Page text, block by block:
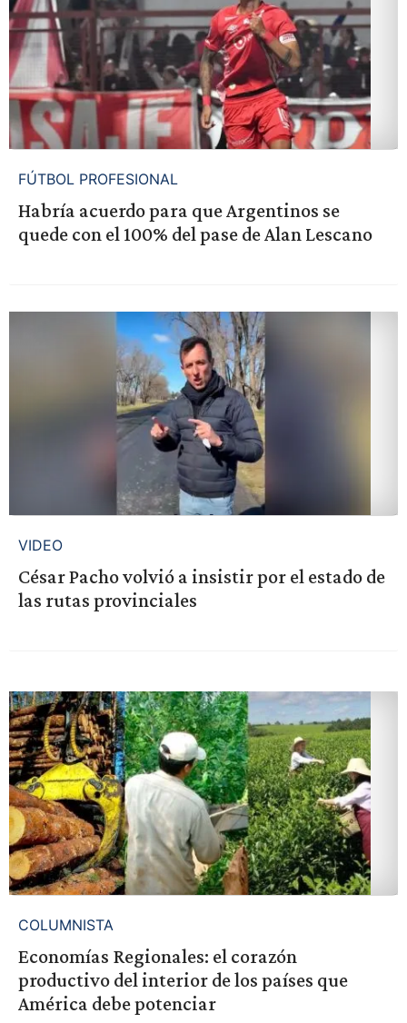
FÚTBOL PROFESIONAL
Habría acuerdo para que Argentinos se
quede con el 100% del pase de Alan Lescano
VIDEO
César Pacho volvió a insistir por el estado de
las rutas provinciales
COLUMNISTA
Economías Regionales: el corazón
productivo del interior de los países que
América debe potenciar